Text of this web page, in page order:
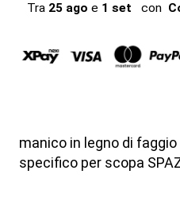
Tra 25 ago e 1 set con
manico in legno di
specifico per scopa